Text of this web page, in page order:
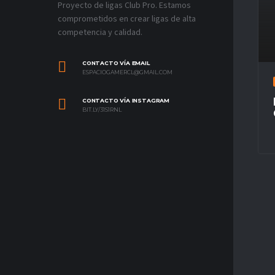
Proyecto de ligas Club Pro. Estamos
comprometidos en crear ligas de alta
competencia y calidad.
CONTACTO VÍA EMAIL
ESPACIOGAMERCL@GMAIL.COM
CONTACTO VÍA INSTAGRAM
BIT.LY/31S1RNL